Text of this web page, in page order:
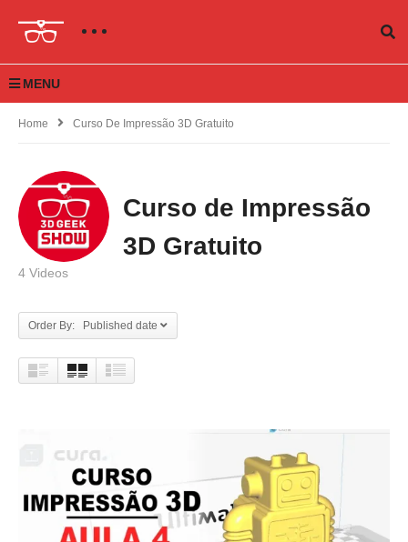
MENU
Home Curso De Impressão 3D Gratuito
Curso de Impressão
3D Gratuito
4 Videos
Order By: Published date